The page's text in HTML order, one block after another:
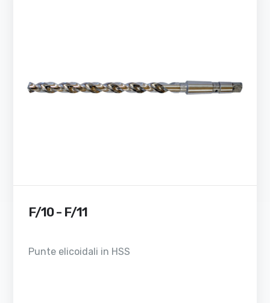
F/10 - F/11
Punte elicoidali in HSS